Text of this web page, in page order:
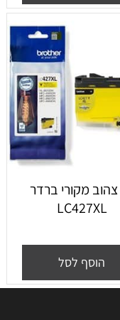
צהוב מקורי ברדר
LC427XL
הוסף לסל